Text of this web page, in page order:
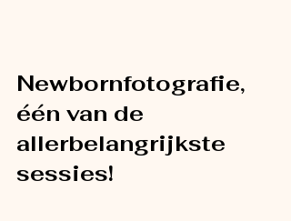
Newbornfotografie,
één van de
allerbelangrijkste
sessies!